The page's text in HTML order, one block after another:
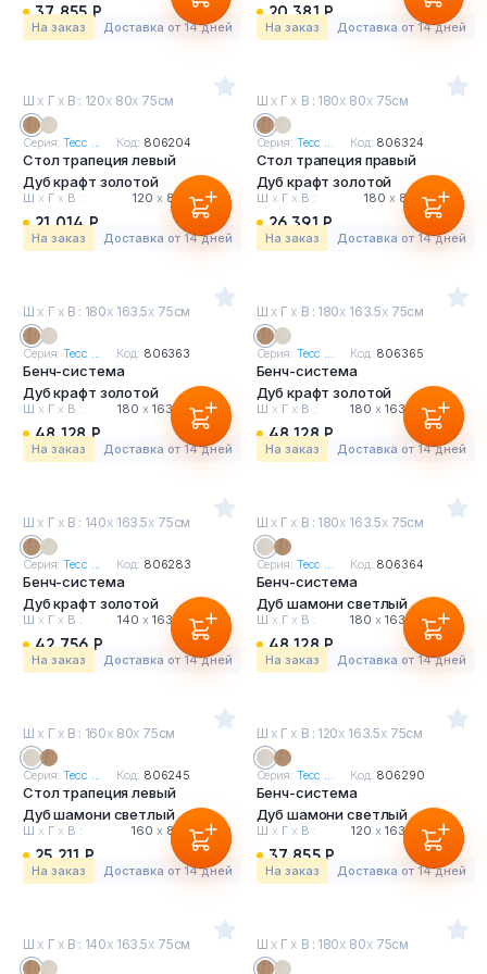
37 855 Р
На заказ Доставка от 14 дней
20 381 Р
На заказ Доставка от 14 дней
Ш х Г х В : 120х 80х 75см
Серия:Тесс ... Код: 806204
Стол трапеция левый
Дуб крафт золотой
Ш х Г х В : 120 х80 х75 см
21 014 Р
На заказ Доставка от 14 дней
Ш х Г х В : 180х 80х 75см
Серия: Тесс ... Код: 806324
Стол трапеция правый
Дуб крафт золотой
Ш х Г х В : 180 х 80 х75 см
26 391 Р
На заказ Доставка от 14 дней
Ш х Г х В : 180х 163.5х 75см
Серия:Тесс ... Код: 806363
Бенч-система
Дуб крафт золотой
Ш х Г х В : 180 х163.5 х75 см
48 128 Р
На заказ Доставка от 14 дней
Ш х Г х В : 180х 163.5х 75см
Серия: Тесс ... Код: 806365
Бенч-система
Дуб крафт золотой
Ш х Г х В : 180 х 163.5 х75 см
48 128 Р
На заказ Доставка от 14 дней
Ш х Г х В : 140х 163.5х 75см
Серия:Тесс ... Код: 806283
Бенч-система
Дуб крафт золотой
Ш х Г х В : 140 х163.5 х75 см
42 756 Р
На заказ Доставка от 14 дней
Ш х Г х В : 180х 163.5х 75см
Серия: Тесс ... Код: 806364
Бенч-система
Дуб шамони светлый
Ш х Г х В : 180 х 163.5 х75 см
48 128 Р
На заказ Доставка от 14 дней
Ш х Г х В : 160х 80х 75см
Серия:Тесс ... Код: 806245
Стол трапеция левый
Дуб шамони светлый
Ш х Г х В : 160 х80 х75 см
25 211 Р
На заказ Доставка от 14 дней
Ш х Г х В : 120х 163.5х 75см
Серия: Тесс ... Код: 806290
Бенч-система
Дуб шамони светлый
Ш х Г х В : 120 х 163.5 х75 см
37 855 Р
На заказ Доставка от 14 дней
Ш х Г х В : 140х 163.5х 75см Ш х Г х В : 180х 80х 75см